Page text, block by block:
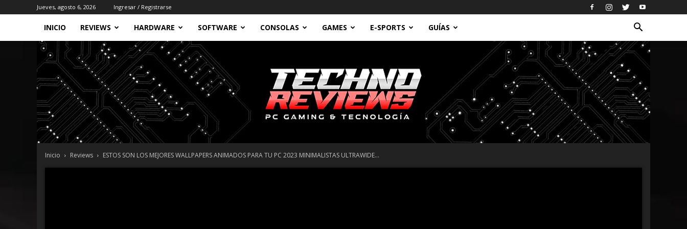
Jueves, agosto 6, 2026 Ingresar / Registrarse
INICIO REVIEWS HARDWARE SOFTWARE CONSOLAS GAMES E-SPORTS GUÍAS
Inicio Reviews ESTOS SON LOS MEJORES WALLPAPERS ANIMADOS PARA TU PC 2023 MINIMALISTAS ULTRAWIDE...